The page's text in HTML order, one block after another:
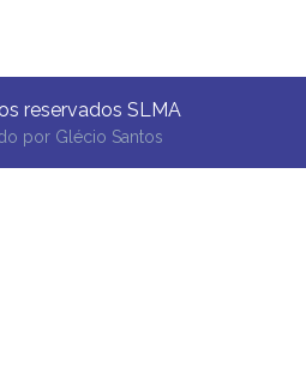
reservados SLMA
por Glécio Santos